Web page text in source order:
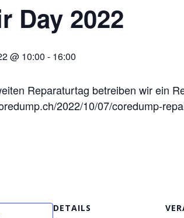
Day 2022
@ 10:00 - 16:00
Reparaturtag betreiben wir ein
2022/10/07/coredump-
DETAILS